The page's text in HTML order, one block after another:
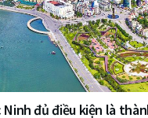
Ninh đủ điều kiện là